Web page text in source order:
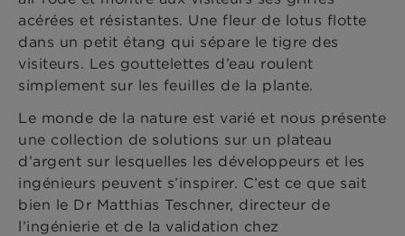
acérées et résistantes. Une fleur de lotus flotte
dans un petit étang qui sépare le tigre des
visiteurs. Les gouttelettes d’eau roulent
simplement sur les feuilles de la plante.
Le monde de la nature est varié et nous présente
une collection de solutions sur un plateau
d’argent sur lesquelles les développeurs et les
ingénieurs peuvent s’inspirer. C’est ce que sait
bien le Dr Matthias Teschner, directeur de
l’ingénierie et de la validation chez